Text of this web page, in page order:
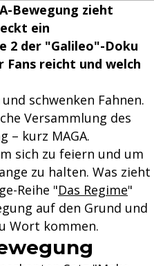
Bewegung zieht
ein
2 der "Galileo"-Doku
reicht und welch
schwenken Fahnen.
Versammlung des
– kurz MAGA.
sich zu feiern und um
zu halten. Was zieht
Reihe "Das Regime"
auf den Grund und
Wort kommen.